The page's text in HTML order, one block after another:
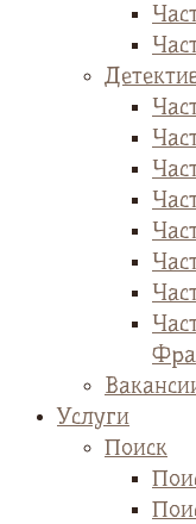
Услуги
Поиск